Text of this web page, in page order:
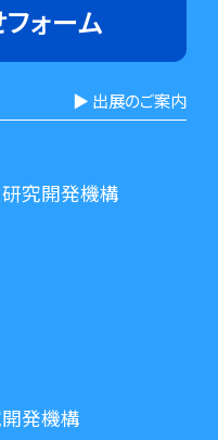
フォーム
▶︎ 出展のご案内
究開発機構
発機構